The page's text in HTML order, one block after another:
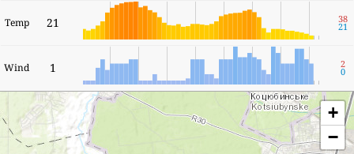
Temp 21 38
21
Wind 1 2
0
+
−